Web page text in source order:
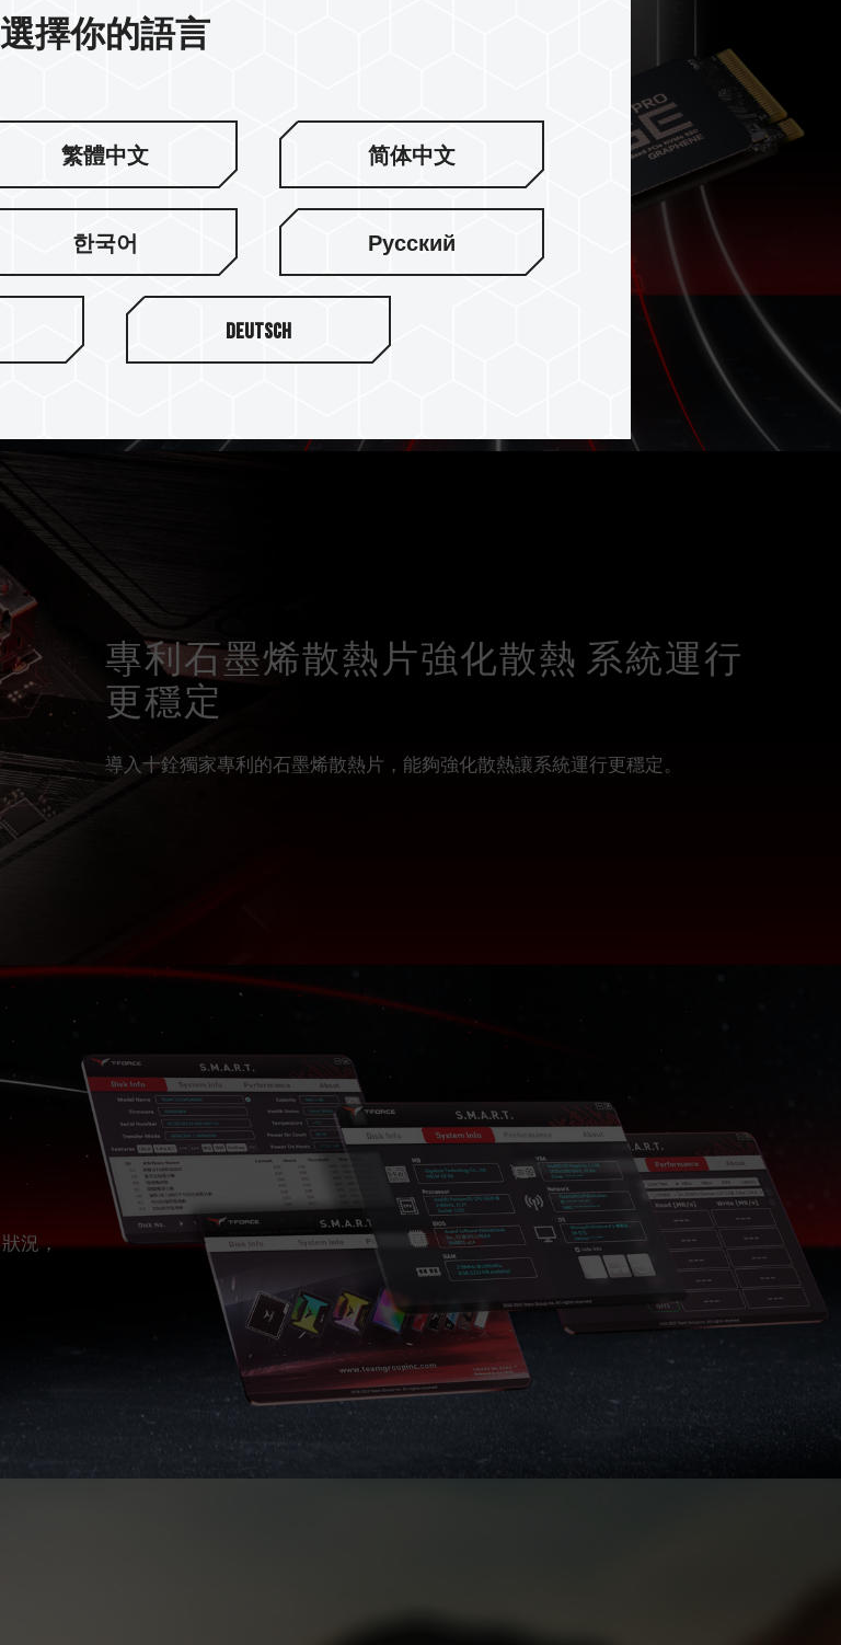
專利石墨烯散熱片強化散熱 系統運行
更穩定
導入十銓獨家專利的石墨烯散熱片，能夠強化散熱讓系統運行更穩定。
況，
選擇你的語言
繁體中文 简体中文
한국어 Русский
Deutsch